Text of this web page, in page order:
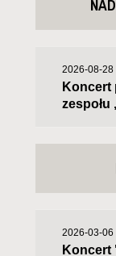
2026-08-28
Koncert
zespołu
2026-03-06
Koncert